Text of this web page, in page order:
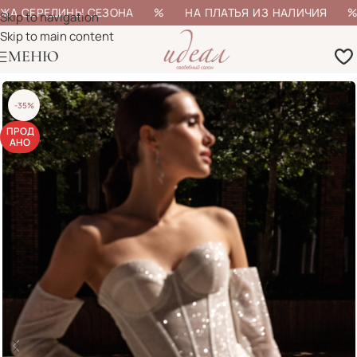
СЕРЕДИНЫ СЕЗОНА % НА ПЛАТЬЯ ИЗ НАЛИЧИЯ %
Skip to navigation
Skip to main content
МЕНЮ
-35%
ПРОД
АНО